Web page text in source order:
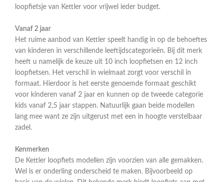
loopfietsje van Kettler voor vrijwel ieder budget.
Vanaf 2 jaar
Het ruime aanbod van Kettler speelt handig in op de behoeftes
van kinderen in verschillende leeftijdscategorieën. Bij dit merk
heeft u namelijk de keuze uit 10 inch loopfietsen en 12 inch
loopfietsen. Het verschil in wielmaat zorgt voor verschil in
formaat. Hierdoor is het eerste genoemde formaat geschikt
voor kinderen vanaf 2 jaar en kunnen op de tweede categorie
kids vanaf 2,5 jaar stappen. Natuurlijk gaan beide modellen
lang mee want ze zijn uitgerust met een in hoogte verstelbaar
zadel.
Kenmerken
De Kettler loopfiets modellen zijn voorzien van alle gemakken.
Wel is er onderling onderscheid te maken. Bijvoorbeeld op